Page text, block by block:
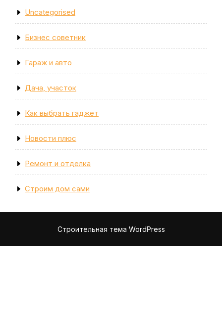
Uncategorised
Бизнес советник
Гараж и авто
Дача, участок
Как выбрать гаджет
Новости плюс
Ремонт и отделка
Строим дом сами
Строительная тема WordPress